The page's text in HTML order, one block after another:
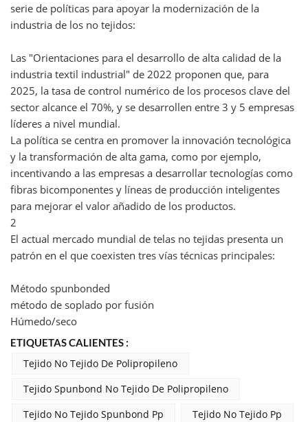
serie de políticas para apoyar la modernización de la
industria de los no tejidos:
Las "Orientaciones para el desarrollo de alta calidad de la
industria textil industrial" de 2022 proponen que, para
2025, la tasa de control numérico de los procesos clave del
sector alcance el 70%, y se desarrollen entre 3 y 5 empresas
líderes a nivel mundial.
La política se centra en promover la innovación tecnológica
y la transformación de alta gama, como por ejemplo,
incentivando a las empresas a desarrollar tecnologías como
fibras bicomponentes y líneas de producción inteligentes
para mejorar el valor añadido de los productos.
2
El actual mercado mundial de telas no tejidas presenta un
patrón en el que coexisten tres vías técnicas principales:
Método spunbonded
método de soplado por fusión
Húmedo/seco
ETIQUETAS CALIENTES :
Tejido No Tejido De Polipropileno
Tejido Spunbond No Tejido De Polipropileno
Tejido No Tejido Spunbond Pp
Tejido No Tejido Pp